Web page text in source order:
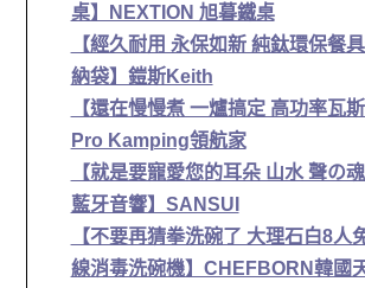
桌】NEXTION 旭暮鐵桌
【經久耐用 永保如新 純鈦環保餐
納袋】鎧斯Keith
【還在慢慢煮 一爐搞定 高功率瓦
Pro Kamping領航家
【就是要寵愛您的耳朵 山水 聲の
藍牙音響】SANSUI
【不要再猜拳洗碗了 大理石白8人
線消毒洗碗機】CHEFBORN韓國